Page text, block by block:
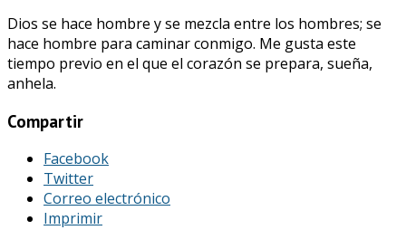
Dios se hace hombre y se mezcla entre los hombres; se
hace hombre para caminar conmigo. Me gusta este
tiempo previo en el que el corazón se prepara, sueña,
anhela.
Compartir
Facebook
Twitter
Correo electrónico
Imprimir